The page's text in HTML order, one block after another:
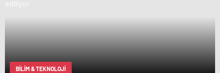
BILIM & TEKNOLOJI